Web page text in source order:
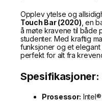
Opplev ytelse og
Touch Bar (2020) , en
å møte kravene til både
studenter. Med kraftig
funksjoner og et
perfekt for alt fra
Spesifikasjoner:
Prosessor: